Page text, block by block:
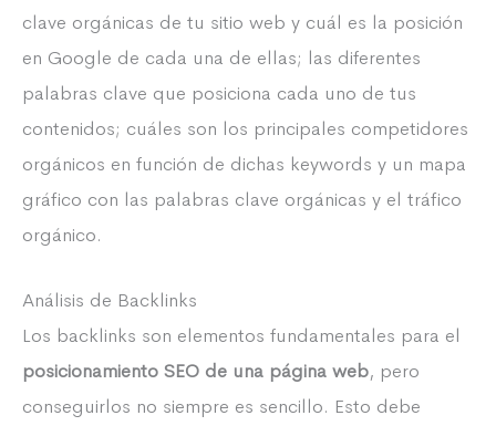
clave orgánicas de tu sitio web y cuál es la posición
en Google de cada una de ellas; las diferentes
palabras clave que posiciona cada uno de tus
contenidos; cuáles son los principales competidores
orgánicos en función de dichas keywords y un mapa
gráfico con las palabras clave orgánicas y el tráfico
orgánico.
Análisis de Backlinks
Los backlinks son elementos fundamentales para el
posicionamiento SEO de una página web, pero
conseguirlos no siempre es sencillo. Esto debe